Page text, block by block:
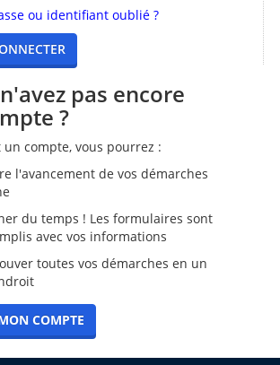
ou identifiant oublié ?
pas encore
?
un compte, vous pourrez :
l'avancement de vos démarches
du temps ! Les formulaires sont
avec vos informations
toutes vos démarches en un
COMPTE